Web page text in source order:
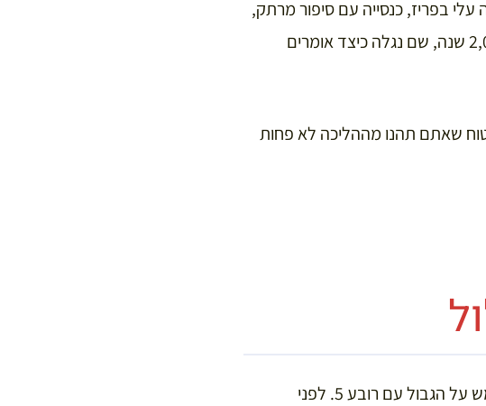
האהובה עלי בפריז, כנסייה עם סיפור מרתק,
את רחוב מופטאר (שאותו בודאי אתם מכירים) ונסיים באמפיתאטרון בן כ-2,000 שנה, שם נגלה כיצד אומרים
שאתם תהנו מההליכה לא פחות
את הסיור נתחיל מחוץ למטרו Les Gobelins (קו 7), שנמצא ברובע ה-13 ממש על הגבול עם רובע 5. לפני